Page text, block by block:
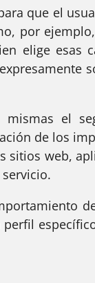
que el
por
elige esas
el
de los
sitios web,